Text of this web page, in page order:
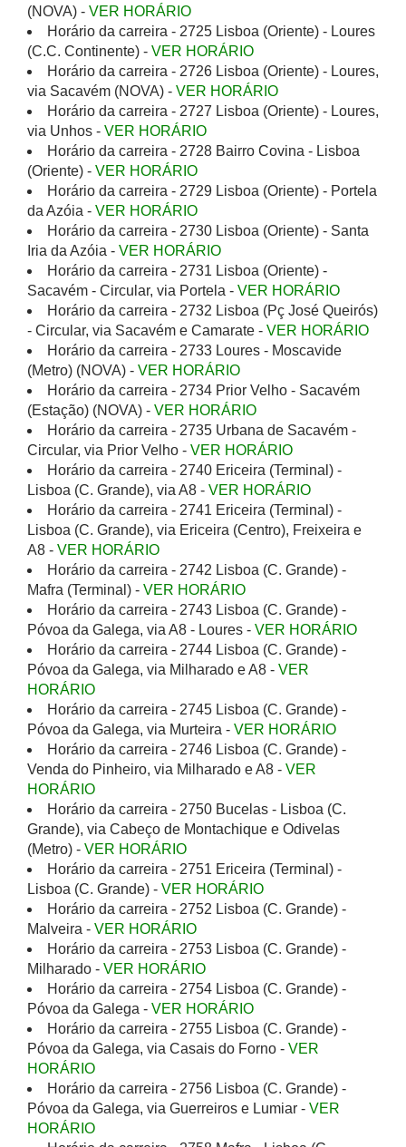
(NOVA) - VER HORÁRIO
Horário da carreira - 2725 Lisboa (Oriente) - Loures
(C.C. Continente) - VER HORÁRIO
Horário da carreira - 2726 Lisboa (Oriente) - Loures,
via Sacavém (NOVA) - VER HORÁRIO
Horário da carreira - 2727 Lisboa (Oriente) - Loures,
via Unhos - VER HORÁRIO
Horário da carreira - 2728 Bairro Covina - Lisboa
(Oriente) - VER HORÁRIO
Horário da carreira - 2729 Lisboa (Oriente) - Portela
da Azóia - VER HORÁRIO
Horário da carreira - 2730 Lisboa (Oriente) - Santa
Iria da Azóia - VER HORÁRIO
Horário da carreira - 2731 Lisboa (Oriente) -
Sacavém - Circular, via Portela - VER HORÁRIO
Horário da carreira - 2732 Lisboa (Pç José Queirós)
- Circular, via Sacavém e Camarate - VER HORÁRIO
Horário da carreira - 2733 Loures - Moscavide
(Metro) (NOVA) - VER HORÁRIO
Horário da carreira - 2734 Prior Velho - Sacavém
(Estação) (NOVA) - VER HORÁRIO
Horário da carreira - 2735 Urbana de Sacavém -
Circular, via Prior Velho - VER HORÁRIO
Horário da carreira - 2740 Ericeira (Terminal) -
Lisboa (C. Grande), via A8 - VER HORÁRIO
Horário da carreira - 2741 Ericeira (Terminal) -
Lisboa (C. Grande), via Ericeira (Centro), Freixeira e
A8 - VER HORÁRIO
Horário da carreira - 2742 Lisboa (C. Grande) -
Mafra (Terminal) - VER HORÁRIO
Horário da carreira - 2743 Lisboa (C. Grande) -
Póvoa da Galega, via A8 - Loures - VER HORÁRIO
Horário da carreira - 2744 Lisboa (C. Grande) -
Póvoa da Galega, via Milharado e A8 - VER
HORÁRIO
Horário da carreira - 2745 Lisboa (C. Grande) -
Póvoa da Galega, via Murteira - VER HORÁRIO
Horário da carreira - 2746 Lisboa (C. Grande) -
Venda do Pinheiro, via Milharado e A8 - VER
HORÁRIO
Horário da carreira - 2750 Bucelas - Lisboa (C.
Grande), via Cabeço de Montachique e Odivelas
(Metro) - VER HORÁRIO
Horário da carreira - 2751 Ericeira (Terminal) -
Lisboa (C. Grande) - VER HORÁRIO
Horário da carreira - 2752 Lisboa (C. Grande) -
Malveira - VER HORÁRIO
Horário da carreira - 2753 Lisboa (C. Grande) -
Milharado - VER HORÁRIO
Horário da carreira - 2754 Lisboa (C. Grande) -
Póvoa da Galega - VER HORÁRIO
Horário da carreira - 2755 Lisboa (C. Grande) -
Póvoa da Galega, via Casais do Forno - VER
HORÁRIO
Horário da carreira - 2756 Lisboa (C. Grande) -
Póvoa da Galega, via Guerreiros e Lumiar - VER
HORÁRIO